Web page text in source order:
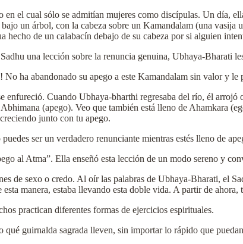
el cual sólo se admitían mujeres como discípulas. Un día,
un árbol, con la cabeza sobre un Kamandalam (una
hecho de un calabacín debajo de su cabeza por si alguien
una lección sobre la renuncia genuina, Ubhaya-Bharati
No ha abandonado su apego a este Kamandalam sin valor y le
enfureció. Cuando Ubhaya-bharthi regresaba del río, él
(apego). Veo que también está lleno de Ahamkara
junto con tu apego.
ser un verdadero renunciante mientras estés lleno de
al Atma”. Ella enseñó esta lección de un modo sereno y
de sexo o credo. Al oír las palabras de Ubhaya-Bharati, el
manera, estaba llevando esta doble vida. A partir de ahora,
practican diferentes formas de ejercicios espirituales.
qué guirnalda sagrada lleven, sin importar lo rápido que